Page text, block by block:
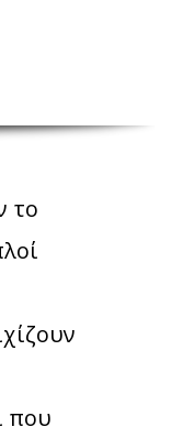
το
που